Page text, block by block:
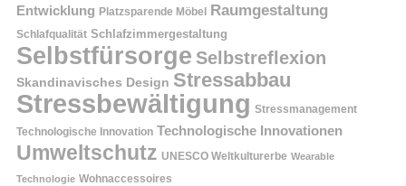
Entwicklung Platzsparende Möbel Raumgestaltung
Schlafqualität Schlafzimmergestaltung
Selbstfürsorge Selbstreflexion
Skandinavisches Design Stressabbau
Stressbewältigung Stressmanagement
Technologische Innovation Technologische Innovationen
Umweltschutz UNESCO Weltkulturerbe Wearable
Technologie Wohnaccessoires